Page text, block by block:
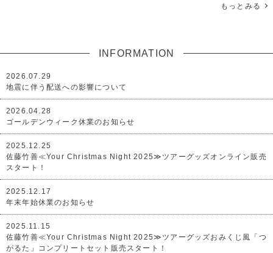
もっとみる
INFORMATION
2026.07.29
地震に伴う配送への影響について
2026.04.28
ゴールデンウィーク休業のお知らせ
2025.12.25
佐藤竹善≪Your Christmas Night 2025≫ツアーグッズオンライン販売
スタート！
2025.12.17
年末年始休業のお知らせ
2025.11.15
佐藤竹善≪Your Christmas Night 2025≫ツアーグッズおみくじ風「つ
がるた」コンプリートセット販売スタート！